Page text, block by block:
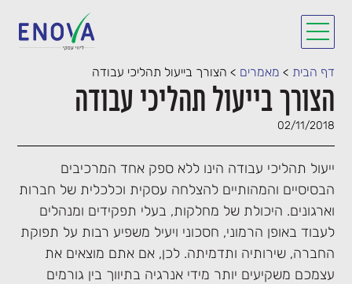
דף הבית > מאמרים > הצורך בייעול תהליכי עבודה
הצורך בייעול תהליכי עבודה
02/11/2018
ייעול תהליכי עבודה הינו ללא ספק אחד המרכיבים
הבסיסיים והמהותיים להצלחה עסקית וכלכלית של חברות
וארגונים. היכולת של מחלקות, בעלי תפקידים ומנהלים
לעבוד באופן הרמוני, חסכוני ויעיל משפיע רבות על תפוקת
החברה, שירותיה ותדמיתה. לכן, אם אתם מוצאים את
עצמכם משקיעים יותר מידי אנרגיה בתיווך בין גורמים